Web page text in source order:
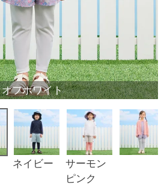
オフホワイト
ネイビー
サーモン
ピンク